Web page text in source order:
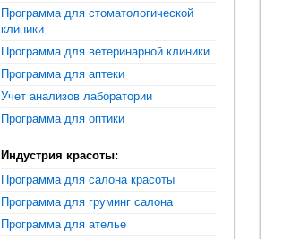
Программа для стоматологической
клиники
Программа для ветеринарной клиники
Программа для аптеки
Учет анализов лаборатории
Программа для оптики
Индустрия красоты:
Программа для салона красоты
Программа для груминг салона
Программа для ателье